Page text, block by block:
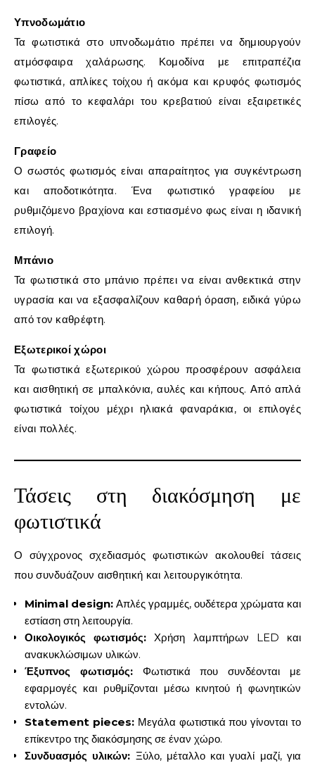
Υπνοδωμάτιο
Τα φωτιστικά στο υπνοδωμάτιο πρέπει να δημιουργούν
ατμόσφαιρα χαλάρωσης. Κομοδίνα με επιτραπέζια
φωτιστικά, απλίκες τοίχου ή ακόμα και κρυφός φωτισμός
πίσω από το κεφαλάρι του κρεβατιού είναι εξαιρετικές
επιλογές.
Γραφείο
Ο σωστός φωτισμός είναι απαραίτητος για συγκέντρωση
και αποδοτικότητα. Ένα φωτιστικό γραφείου με
ρυθμιζόμενο βραχίονα και εστιασμένο φως είναι η ιδανική
επιλογή.
Μπάνιο
Τα φωτιστικά στο μπάνιο πρέπει να είναι ανθεκτικά στην
υγρασία και να εξασφαλίζουν καθαρή όραση, ειδικά γύρω
από τον καθρέφτη.
Εξωτερικοί χώροι
Τα φωτιστικά εξωτερικού χώρου προσφέρουν ασφάλεια
και αισθητική σε μπαλκόνια, αυλές και κήπους. Από απλά
φωτιστικά τοίχου μέχρι ηλιακά φαναράκια, οι επιλογές
είναι πολλές.
Τάσεις στη διακόσμηση με
φωτιστικά
Ο σύγχρονος σχεδιασμός φωτιστικών ακολουθεί τάσεις
που συνδυάζουν αισθητική και λειτουργικότητα.
Minimal design: Απλές γραμμές, ουδέτερα χρώματα και
εστίαση στη λειτουργία.
Οικολογικός φωτισμός: Χρήση λαμπτήρων LED και
ανακυκλώσιμων υλικών.
Έξυπνος φωτισμός:Φωτιστικά που συνδέονται με
εφαρμογές και ρυθμίζονται μέσω κινητού ή φωνητικών
εντολών.
Statement pieces:Μεγάλα φωτιστικά που γίνονται το
επίκεντρο της διακόσμησης σε έναν χώρο.
Συνδυασμός υλικών: Ξύλο, μέταλλο και γυαλί μαζί, για